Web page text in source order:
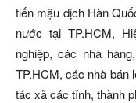
tiến mậu dịch Hàn
nước tại TP.HCM,
nghiệp, các nhà
TP.HCM, các nhà bán
tác xã các tỉnh, thành